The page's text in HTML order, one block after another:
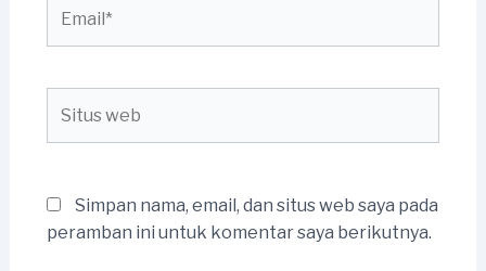
web
Simpan nama, email, dan situs web saya pada
peramban ini untuk komentar saya berikutnya.